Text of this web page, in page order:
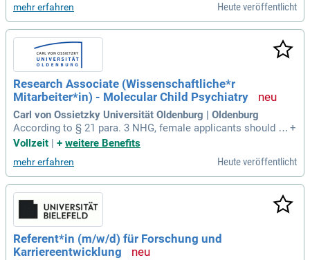
steuerliche Vorteile gemäß den österreichischen Steuerreg
elungen erhalten. Bei der Bewerbung sind spezifische Doku
mente erforderlich, darunter ein Zukunftskonzept für die Abt
eilung. Dieses Konzept sollte die zukünftige Forschung, met
hodische Entwicklungen, Infrastruktur und Personalbedarfe
auf maximal drei Seiten abdecken. Stellen Sie sicher, dass a
uch die internationale Sichtbarkeit thematisiert wird, um die
Bewerbung hervorzuheben.
mehr erfahren Heute veröffentlicht
Research Associate (Wissenschaftliche*r
Mitarbeiter*in) - Molecular Child Psychiatry
Carl von Ossietzky Universität Oldenburg | Oldenburg
According to § 21 para. 3 NHG, female applicants should be
given preferential consideration if their qualifications are eq
the event of equal suitability.
+
Vollzeit
+ weitere Benefits
mehr erfahren Heute veröffentlicht
Referent*in (m/w/d) für Forschung und
Karriereentwicklung